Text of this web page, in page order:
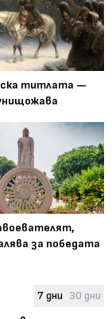
титлата —
за победата
7 дни 30 дни